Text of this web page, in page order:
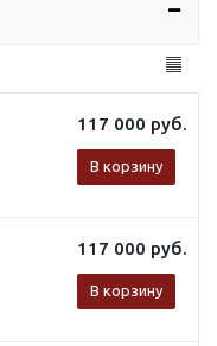
117 000 руб.
В корзину
117 000 руб.
В корзину